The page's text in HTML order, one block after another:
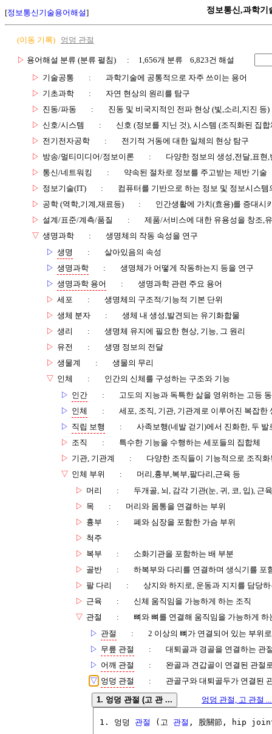
[정보통신기술용어해설] 정보통신,과학기
(이동 기록) 엉덩 관절
▷ 용어해설 분류 (분류 펼침)
: 1,656개 분류 6,823건 해설
▷ 기술공통 :
과학기술에 공통적으로 자주 쓰이는 용어
▷ 기초과학 :
자연 현상의 원리를 탐구
▷ 진동/파동 :
진동 및 비국지적인 전파 현상 (빛,소리,지진 등)
▷ 신호/시스템 :
신호 (정보를 지닌 것), 시스템 (조직화된 집합
▷ 전기전자공학 :
전기적 거동에 대한 일체의 현상 탐구
▷ 방송/멀티미디어/정보이론 :
다양한 정보의 생성,전달,표현
▷ 통신/네트워킹 :
약속된 절차로 정보를 주고받는 제반 기술
▷ 정보기술(IT) :
컴퓨터를 기반으로 하는 정보 및 정보시스템
▷ 공학 (역학,기계,재료등) :
인간생활에 가치(효용)를 증대시
▷ 설계/표준/계측/품질 :
제품/서비스에 대한 유용성을 창조,
▽ 생명과학 :
생명체의 작동 속성을 연구
▷ 생명 :
살아있음의 속성
▷ 생명과학 :
생명체가 어떻게 작동하는지 등을 연구
▷ 생명과학 용어 :
생명과학 관련 주요 용어
▷ 세포 :
생명체의 구조적/기능적 기본 단위
▷ 생체 분자 :
생체 내 생성,발견되는 유기화합물
▷ 생리 :
생명체 유지에 필요한 현상, 기능, 그 원리
▷ 유전 :
생명 정보의 전달
▷ 생물계 :
생물의 무리
▽ 인체 :
인간의 신체를 구성하는 구조와 기능
▷ 인간 :
고도의 지능과 독특한 삶을 영위하는 고등
▷ 인체 :
세포, 조직, 기관, 기관계로 이루어진 복잡한
▷ 직립 보행 :
사족보행(네발 걷기)에서 진화한, 두 발
▷ 조직 :
특수한 기능을 수행하는 세포들의 집합체
▷ 기관, 기관계 :
다양한 조직들이 기능적으로 조직화
▽ 인체 부위 :
머리,흉부,복부,팔다리,근육 등
▷ 머리 :
두개골, 뇌, 감각 기관(눈, 귀, 코, 입), 근
▷ 목 :
머리와 몸통을 연결하는 부위
▷ 흉부 :
폐와 심장을 포함한 가슴 부위
▷ 척주
▷ 복부 :
소화기관을 포함하는 배 부분
▷ 골반 :
하복부와 다리를 연결하며 생식기를 포
▷ 팔 다리 :
상지와 하지로, 운동과 지지를 담당
▷ 근육 :
신체 움직임을 가능하게 하는 조직
▽ 관절 :
뼈와 뼈를 연결해 움직임을 가능하게 하
▷ 관절 :
2 이상의 뼈가 연결되어 있는 부위
▷ 무릎 관절 :
대퇴골과 경골을 연결하는 관
▷ 어깨 관절 :
완골과 견갑골이 연결된 관절
▽ 엉덩 관절 : 관골구와 대퇴골두가 연결된
1. 엉덩 관절 (고 관 ... 엉덩 관절, 고 관절
1. 엉덩 관절 (고 관절 , 股關節, hip